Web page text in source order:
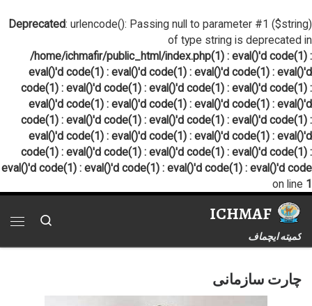
Deprecated: urlencode(): Passing null to parameter #1 ($string)
of type string is deprecated in
/home/ichmafir/public_html/index.php(1) : eval()'d code(1) :
eval()'d code(1) : eval()'d code(1) : eval()'d code(1) : eval()'d
code(1) : eval()'d code(1) : eval()'d code(1) : eval()'d code(1) :
eval()'d code(1) : eval()'d code(1) : eval()'d code(1) : eval()'d
code(1) : eval()'d code(1) : eval()'d code(1) : eval()'d code(1) :
eval()'d code(1) : eval()'d code(1) : eval()'d code(1) : eval()'d
code(1) : eval()'d code(1) : eval()'d code(1) : eval()'d code(1) :
eval()'d code(1) : eval()'d code(1) : eval()'d code(1) : eval()'d code
on line 1
پرش به محتوا
ICHMAF
کمیته ایچماف
Search
چارت سازمانی